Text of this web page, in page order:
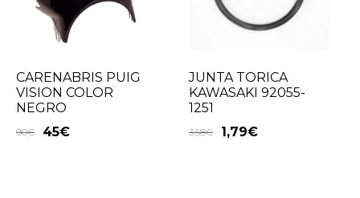
CARENABRIS PUIG
VISION COLOR
NEGRO
90€ 45€
JUNTA TORICA
KAWASAKI 92055-
1251
3,58€ 1,79€